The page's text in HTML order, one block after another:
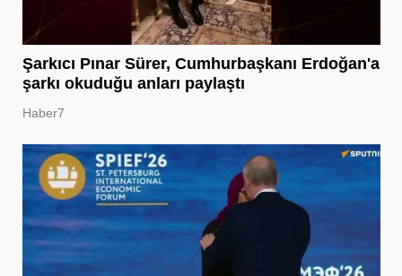
Şarkıcı Pınar Sürer, Cumhurbaşkanı Erdoğan'a
şarkı okuduğu anları paylaştı
Haber7